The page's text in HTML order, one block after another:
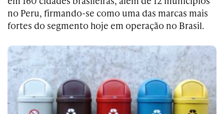
no Peru, firmando-se como uma das marcas mais
fortes do segmento hoje em operação no Brasil.